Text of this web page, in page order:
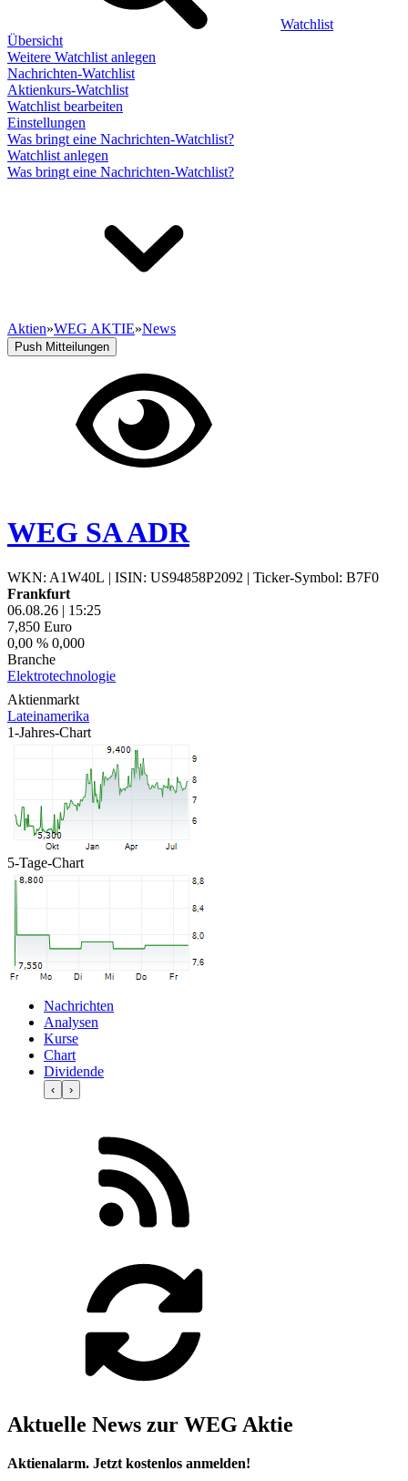
Watchlist
Übersicht
Weitere Watchlist anlegen
Nachrichten-Watchlist
Aktienkurs-Watchlist
Watchlist bearbeiten
Einstellungen
Was bringt eine Nachrichten-Watchlist?
Watchlist anlegen
Was bringt eine Nachrichten-Watchlist?
Aktien»WEG AKTIE»News
Push Mitteilungen
WEG SA ADR
WKN: A1W40L | ISIN: US94858P2092 | Ticker-Symbol: B7F0
Frankfurt
06.08.26 | 15:25
7,850 Euro
0,00 % 0,000
Branche
Elektrotechnologie
Aktienmarkt
Lateinamerika
1-Jahres-Chart
5-Tage-Chart
Nachrichten
Analysen
Kurse
Chart
Dividende
‹ ›
Aktuelle News zur WEG Aktie
Aktienalarm. Jetzt kostenlos anmelden!